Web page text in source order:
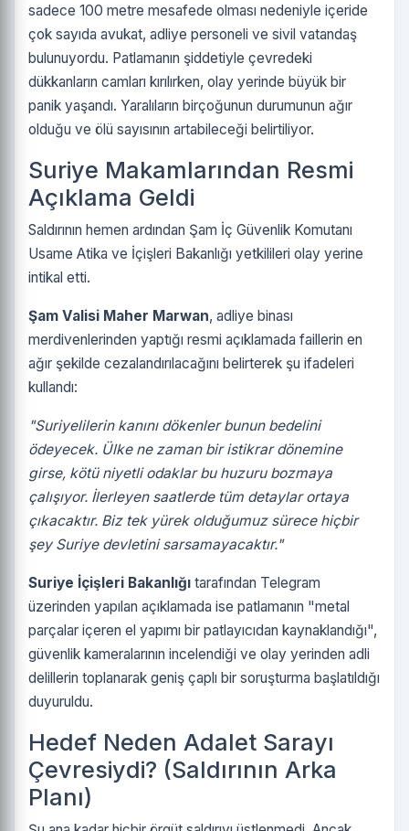
sadece 100 metre mesafede olması nedeniyle içeride
çok sayıda avukat, adliye personeli ve sivil vatandaş
bulunuyordu. Patlamanın şiddetiyle çevredeki
dükkanların camları kırılırken, olay yerinde büyük bir
panik yaşandı. Yaralıların birçoğunun durumunun ağır
olduğu ve ölü sayısının artabileceği belirtiliyor.
Suriye Makamlarından Resmi
Açıklama Geldi
Saldırının hemen ardından Şam İç Güvenlik Komutanı
Usame Atika ve İçişleri Bakanlığı yetkilileri olay yerine
intikal etti.
Şam Valisi Maher Marwan, adliye binası
merdivenlerinden yaptığı resmi açıklamada faillerin en
ağır şekilde cezalandırılacağını belirterek şu ifadeleri
kullandı:
"Suriyelilerin kanını dökenler bunun bedelini
ödeyecek. Ülke ne zaman bir istikrar dönemine
girse, kötü niyetli odaklar bu huzuru bozmaya
çalışıyor. İlerleyen saatlerde tüm detaylar ortaya
çıkacaktır. Biz tek yürek olduğumuz sürece hiçbir
şey Suriye devletini sarsamayacaktır."
Suriye İçişleri Bakanlığı tarafından Telegram
üzerinden yapılan açıklamada ise patlamanın "metal
parçalar içeren el yapımı bir patlayıcıdan kaynaklandığı",
güvenlik kameralarının incelendiği ve olay yerinden adli
delillerin toplanarak geniş çaplı bir soruşturma başlatıldığı
duyuruldu.
Hedef Neden Adalet Sarayı
Çevresiydi? (Saldırının Arka
Planı)